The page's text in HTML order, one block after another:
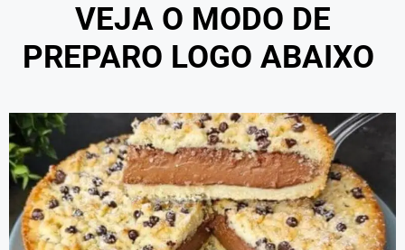
VEJA O MODO DE
PREPARO LOGO ABAIXO